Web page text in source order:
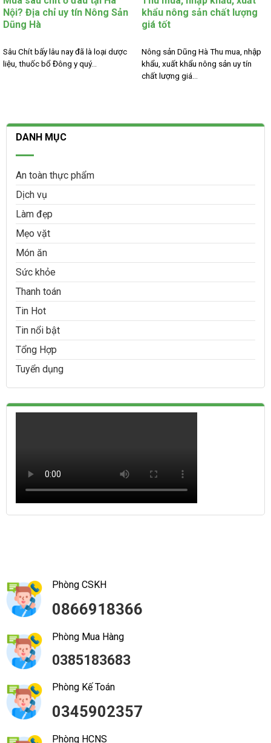
Nội? Địa chỉ uy tín Nông Sản
Dũng Hà
Sâu Chít bấy lâu nay đã là loại dược
liệu, thuốc bổ Đông y quý...
khẩu nông sản chất lượng
giá tốt
Nông sản Dũng Hà Thu mua, nhập
khẩu, xuất khẩu nông sản uy tín
chất lượng giá...
DANH MỤC
An toàn thực phẩm
Dịch vụ
Làm đẹp
Mẹo vặt
Món ăn
Sức khỏe
Thanh toán
Tin Hot
Tin nổi bật
Tổng Hợp
Tuyển dụng
Phòng CSKH
0866918366
Phòng Mua Hàng
0385183683
Phòng Kế Toán
0345902357
Phòng HCNS